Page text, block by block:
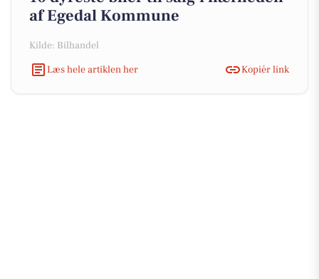
af Egedal Kommune
Kilde: Bilhandel
Læs hele artiklen her
Kopiér link